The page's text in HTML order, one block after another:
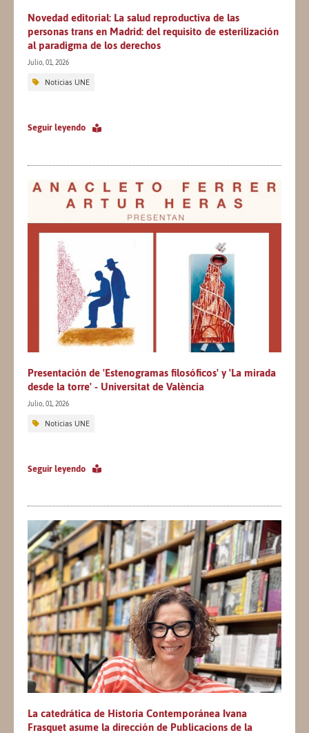
Novedad editorial: La salud reproductiva de las
personas trans en Madrid: del requisito de esterilización
al paradigma de los derechos
Julio, 01, 2026
Noticias UNE
Seguir leyendo
Presentación de 'Estenogramas filosóficos' y 'La mirada
desde la torre' - Universitat de València
Julio, 01, 2026
Noticias UNE
Seguir leyendo
La catedrática de Historia Contemporánea Ivana
Frasquet asume la dirección de Publicacions de la